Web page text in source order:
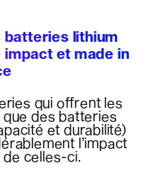
batteries lithium
et made in
qui offrent les
des batteries
et durabilité)
l’impact
celles-ci.